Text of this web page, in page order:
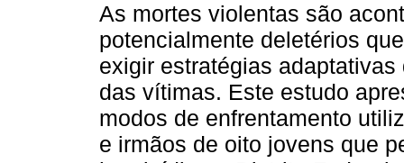
As mortes violentas são
potencialmente deletérios
exigir estratégias
das vítimas. Este estudo
modos de enfrentamento
e irmãos de oito jovens que